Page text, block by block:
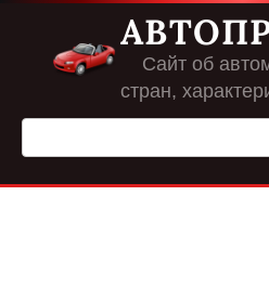
Перейти
контенту
Сайт об
стран,
Поиск: